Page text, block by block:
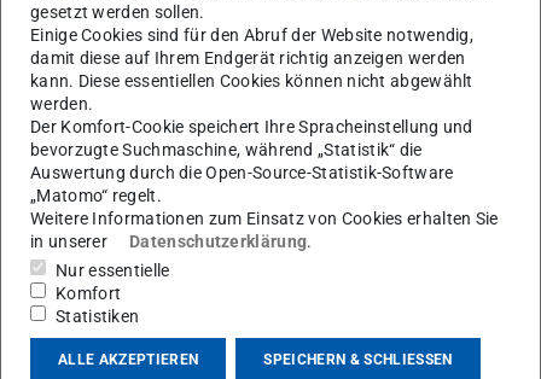
Tätigkeitsschwerpunkte
Untersuchung des Hochtemperaturverhaltens von
Oberflächen und Schutzschichten, auch keramischen
Wärmedämmschichten unter statischer oder zyklischer
Beanspruchung
gesetzt werden sollen.
Einige Cookies sind für den Abruf der Website notwendig,
damit diese auf Ihrem Endgerät richtig anzeigen werden
kann. Diese essentiellen Cookies können nicht abgewählt
werden.
Der Komfort-Cookie speichert Ihre Spracheinstellung und
bevorzugte Suchmaschine, während „Statistik“ die
Auswertung durch die Open-Source-Statistik-Software
„Matomo“ regelt.
Weitere Informationen zum Einsatz von Cookies erhalten Sie
in unserer
Datenschutzerklärung.
Nur essentielle
Komfort
Statistiken
ALLE AKZEPTIEREN SPEICHERN & SCHLIESSEN